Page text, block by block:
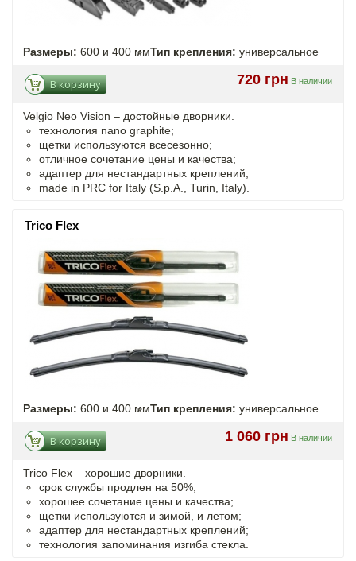
Размеры: 600 и 400 ммТип крепления: универсальное
720 грн В наличии
В корзину
Velgio Neo Vision – достойные дворники.
технология nano graphite;
щетки используются всесезонно;
отличное сочетание цены и качества;
адаптер для нестандартных креплений;
made in PRC for Italy (S.p.A., Turin, Italy).
Trico Flex
Размеры: 600 и 400 ммТип крепления: универсальное
1 060 грн В наличии
В корзину
Trico Flex – хорошие дворники.
срок службы продлен на 50%;
хорошее сочетание цены и качества;
щетки используются и зимой, и летом;
адаптер для нестандартных креплений;
технология запоминания изгиба стекла.